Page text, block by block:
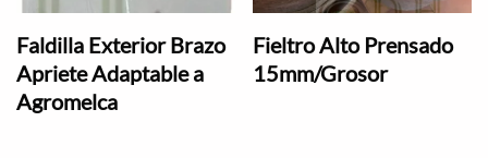
Faldilla Exterior Brazo
Apriete Adaptable a
Agromelca
Fieltro Alto Prensado
15mm/Grosor